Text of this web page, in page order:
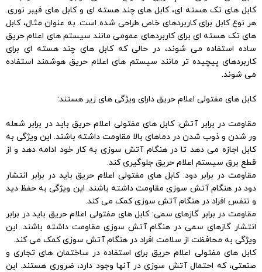
کابل های تک هسته ای، کابل های چند هسته ای و کابل های فیبر نوری.
هر نوع کابل برای کاربردهای خاص طراحی شده است. به عنوان مثال، کابل
های تک هسته ای برای کاربردهای عمومی مانند سیستم های اعلام حریق
ساده استفاده می شوند، در حالی که کابل های چند هسته ای برای
کاربردهای پیچیده تر مانند سیستم های اعلام حریق هوشمند استفاده
می شوند.
کابل های مفتولی اعلام حریق دارای ویژگی های زیر هستند:
مقاومت در برابر آتش: کابل های مفتولی اعلام حریق باید در برابر شعله
ور شدن و ذوب شدن در دماهای بالا مقاومت داشته باشند. این ویژگی به
کابل اجازه می دهد تا در هنگام آتش سوزی به کار خود ادامه دهد و از
قطع برق سیستم اعلام حریق جلوگیری کند.
مقاومت در برابر دود: کابل های مفتولی اعلام حریق باید در برابر انتشار
دود در هنگام آتش سوزی مقاومت داشته باشند. این ویژگی به حفظ دید
و تنفس افراد در هنگام آتش سوزی کمک می کند.
مقاومت در برابر گازهای سمی: کابل های مفتولی اعلام حریق باید در برابر
انتشار گازهای سمی در هنگام آتش سوزی مقاومت داشته باشند. این
ویژگی به محافظت از سلامت افراد در هنگام آتش سوزی کمک می کند.
کابل های مفتولی اعلام حریق برای استفاده در ساختمان های تجاری و
صنعتی، که احتمال آتش سوزی در آنها وجود دارد، ضروری هستند. این